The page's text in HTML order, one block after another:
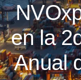
en la
Anual